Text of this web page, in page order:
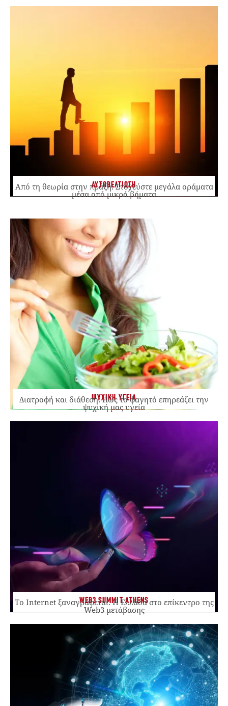
ΑΥΤΟΒΕΛΤΙΩΣΗ
Από τη θεωρία στην πράξη: Στοχεύστε μεγάλα οράματα
μέσα από μικρά βήματα
ΨΥΧΙΚΗ ΥΓΕΙΑ
Διατροφή και διάθεση: Πώς το φαγητό επηρεάζει την
ψυχική μας υγεία
WEB3 SUMMIT ATHENS
Το Internet ξαναγράφεται. Η Ελλάδα στο επίκεντρο της
Web3 μετάβασης